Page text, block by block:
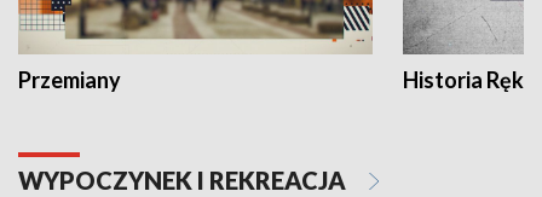
Przemiany Historia Ręką
WYPOCZYNEK I REKREACJA